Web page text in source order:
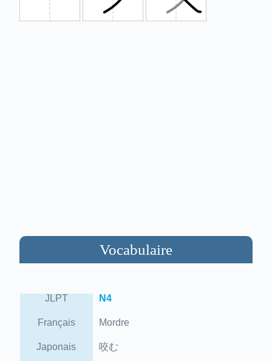
Vocabulaire
JLPT N4
Français Mordre
Japonais 咬む